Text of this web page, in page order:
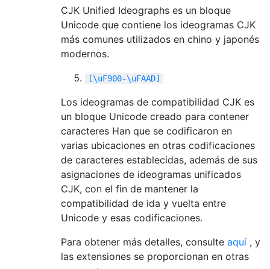
CJK Unified Ideographs es un bloque
Unicode que contiene los ideogramas CJK
más comunes utilizados en chino y japonés
modernos.
[\uF900-\uFAAD]
Los ideogramas de compatibilidad CJK es
un bloque Unicode creado para contener
caracteres Han que se codificaron en
varias ubicaciones en otras codificaciones
de caracteres establecidas, además de sus
asignaciones de ideogramas unificados
CJK, con el fin de mantener la
compatibilidad de ida y vuelta entre
Unicode y esas codificaciones.
Para obtener más detalles, consulte aquí , y
las extensiones se proporcionan en otras